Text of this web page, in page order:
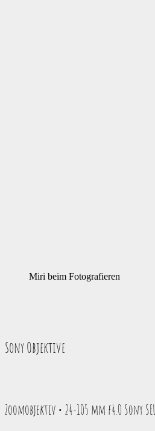
Miri beim Fotografieren
Sony Objektive
Zoomobjektiv • 24-105 mm f4.0 Sony SEL